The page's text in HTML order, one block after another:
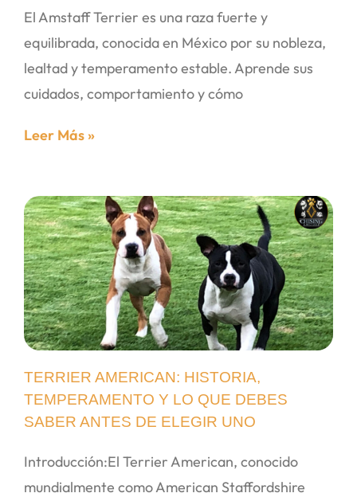
El Amstaff Terrier es una raza fuerte y
equilibrada, conocida en México por su nobleza,
lealtad y temperamento estable. Aprende sus
cuidados, comportamiento y cómo
Leer Más »
TERRIER AMERICAN: HISTORIA,
TEMPERAMENTO Y LO QUE DEBES
SABER ANTES DE ELEGIR UNO
Introducción:El Terrier American, conocido
mundialmente como American Staffordshire